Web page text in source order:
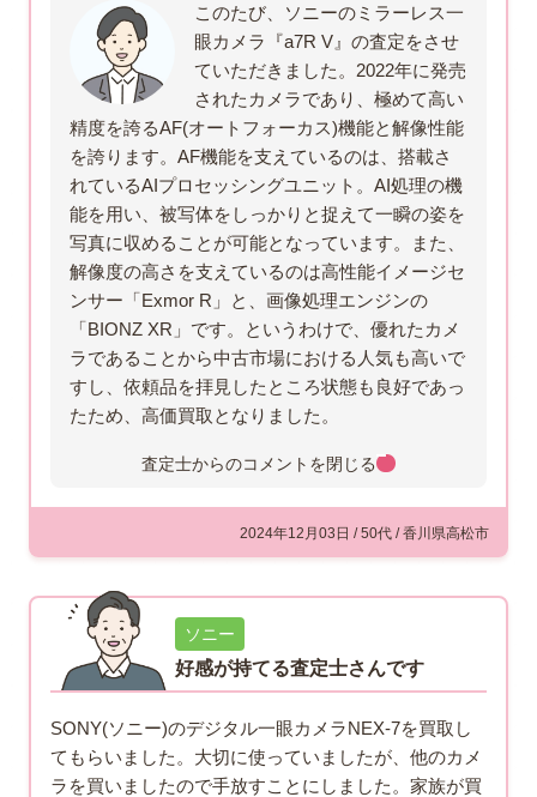
このたび、ソニーのミラーレス一
眼カメラ『a7R V』の査定をさせ
ていただきました。2022年に発売
されたカメラであり、極めて高い
精度を誇るAF(オートフォーカス)機能と解像性能
を誇ります。AF機能を支えているのは、搭載さ
れているAIプロセッシングユニット。AI処理の機
能を用い、被写体をしっかりと捉えて一瞬の姿を
写真に収めることが可能となっています。また、
解像度の高さを支えているのは高性能イメージセ
ンサー「Exmor R」と、画像処理エンジンの
「BIONZ XR」です。というわけで、優れたカメ
ラであることから中古市場における人気も高いで
すし、依頼品を拝見したところ状態も良好であっ
たため、高価買取となりました。
査定士からのコメントを閉じる
2024年12月03日 / 50代 / 香川県高松市
ソニー
好感が持てる査定士さんです
SONY(ソニー)のデジタル一眼カメラNEX-7を買取し
てもらいました。大切に使っていましたが、他のカメ
ラを買いましたので手放すことにしました。家族が買